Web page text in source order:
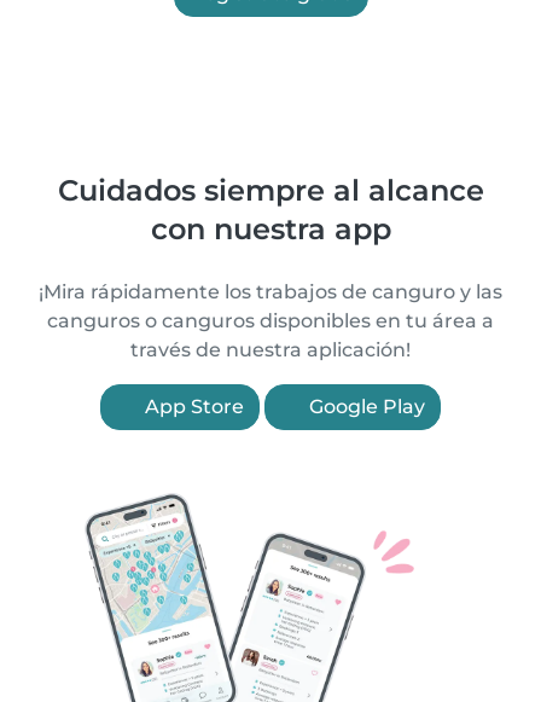
Cuidados siempre al alcance
con nuestra app
¡Mira rápidamente los trabajos de canguro y las
canguros o canguros disponibles en tu área a
través de nuestra aplicación!
App Store Google Play